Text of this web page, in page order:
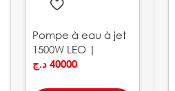
Pompe à eau à jet
1500W LEO |
AJm150L
40000 د.ج